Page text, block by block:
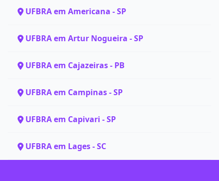
UFBRA em Americana - SP
UFBRA em Artur Nogueira - SP
UFBRA em Cajazeiras - PB
UFBRA em Campinas - SP
UFBRA em Capivari - SP
UFBRA em Lages - SC